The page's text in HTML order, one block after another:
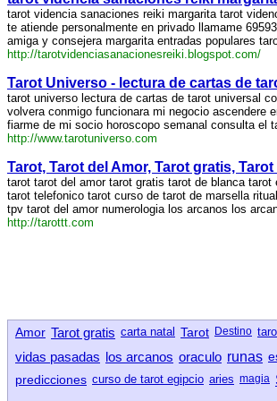
tarot videncia sanaciones reiki margarita tarot
te atiende personalmente en privado llamame
amiga y consejera margarita entradas populares
http://tarotvidenciasanacionesreiki.blogspot.com/
Tarot Universo - lectura de cartas de
tarot universo lectura de cartas de tarot universal
volvera conmigo funcionara mi negocio ascendere
fiarme de mi socio horoscopo semanal consulta el
http://www.tarotuniverso.com
Tarot, Tarot del Amor, Tarot gratis,
tarot tarot del amor tarot gratis tarot de blanca tarot
tarot telefonico tarot curso de tarot de marsella
tpv tarot del amor numerologia los arcanos los
http://tarottt.com
Amor Tarot gratis carta natal Tarot Destino
vidas pasadas los arcanos oraculo runas
predicciones curso de tarot egipcio aries magia